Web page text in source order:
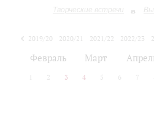
Творческие встречи
2019/20 2020/21 2021/22 2022/23
Февраль Март
2 3 4 5 6 7